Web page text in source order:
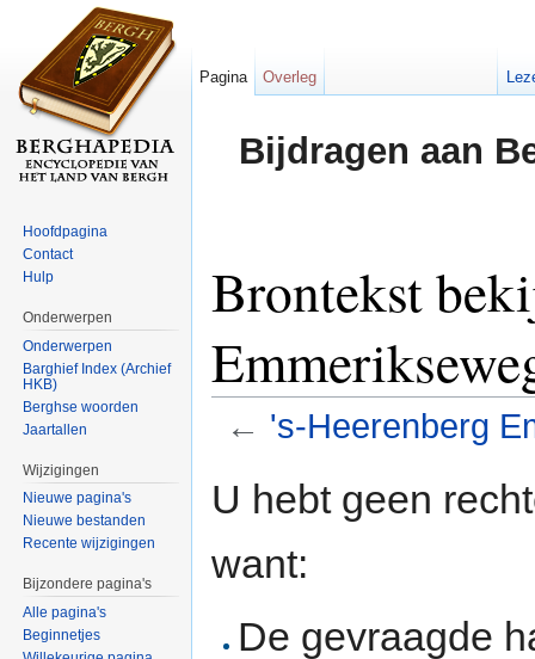
Bijdragen aan
Brontekst
← 's-Heerenberg
U hebt geen
want:
De gevraagde
Pagina Overleg
Hoofdpagina
Contact
Hulp
Onderwerpen
Onderwerpen
Barghief Index (Archief
HKB)
Berghse woorden
Jaartallen
Wijzigingen
Nieuwe pagina's
Nieuwe bestanden
Recente wijzigingen
Bijzondere pagina's
Alle pagina's
Beginnetjes